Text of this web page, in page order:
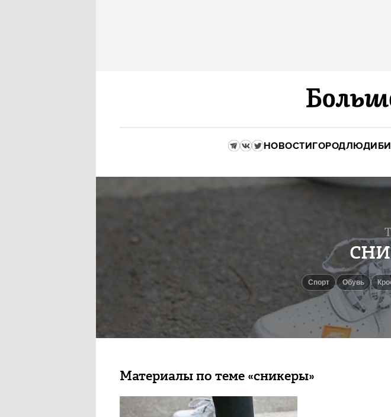
НОВОСТИГОРОДЛЮДИ
спорт Обувь
Материалы по теме «сникеры»